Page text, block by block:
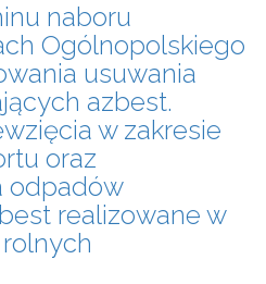
naboru
Ogólnopolskiego
usuwania
azbest.
w zakresie
oraz
odpadów
realizowane w